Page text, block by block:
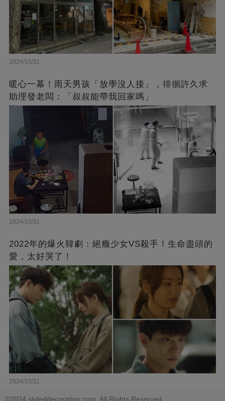
2024/10/11
暖心一幕！雨天男孩「放學沒人接」，徘徊許久求
助理發老闆：「叔叔能帶我回家嗎」
2024/10/11
2022年的爆火韓劇：絕癥少女VS殺手！生命盡頭的
愛，太好哭了！
2024/10/11
©2024 styleddecoration.com. All Rights Reserved.